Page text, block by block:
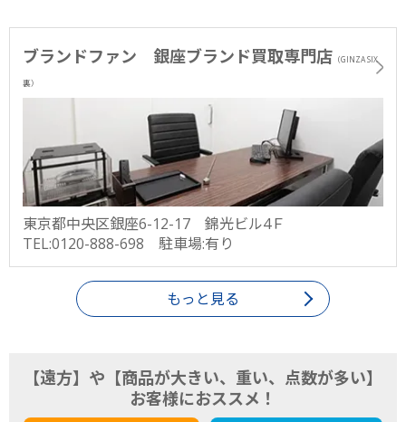
ブランドファン 銀座ブランド買取専門店 （GINZA SIX
裏）
東京都中央区銀座6-12-17 錦光ビル4Ｆ
TEL:0120-888-698 駐車場:有り
もっと見る
【遠方】や【商品が大きい、重い、点数が多い】
お客様におススメ！